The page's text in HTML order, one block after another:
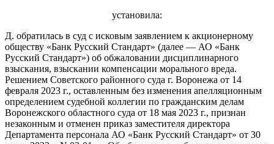
установила:
Д. обратилась в суд с исковым заявлением к акционерному
обществу «Банк Русский Стандарт» (далее — АО «Банк
Русский Стандарт») об обжаловании дисциплинарного
взыскания, взыскании компенсации морального вреда.
Решением Советского районного суда г. Воронежа от 14
февраля 2023 г., оставленным без изменения апелляционным
определением судебной коллегии по гражданским делам
Воронежского областного суда от 18 мая 2023 г., признан
незаконным и отменен приказ заместителя директора
Департамента персонала АО «Банк Русский Стандарт» от 30